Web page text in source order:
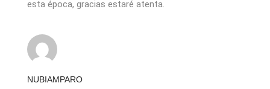
esta época, gracias estaré atenta.
NUBIAMPARO